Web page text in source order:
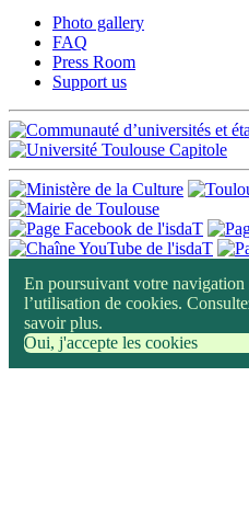
Photo gallery
FAQ
Press Room
Support us
En poursuivant votre navigation
l’utilisation de cookies.
savoir plus.
Oui, j'accepte les cookies